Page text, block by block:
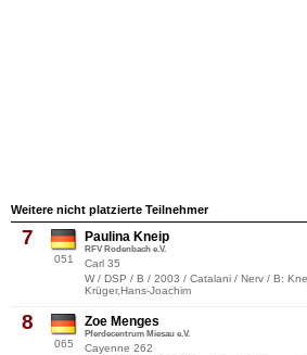
Weitere nicht platzierte Teilnehmer
7
051
Paulina Kneip
RFV Rodenbach e.V.
Carl 35
W / DSP / B / 2003 / Catalani / Nerv / B:
Krüger,Hans-Joachim
8
065
Zoe Menges
Pferdecentrum Miesau e.V.
Cayenne 262